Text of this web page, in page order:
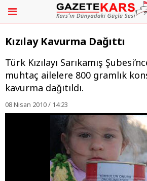
Kızılay Kavurma Dağıttı
Türk Kızılayı Sarıkamış
muhtaç ailelere 800 gramlık
kavurma dağıtıldı.
08 Nisan 2010 / 14:23